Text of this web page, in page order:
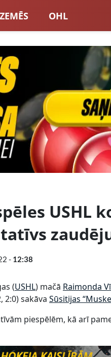
OHL
JAUNATNES HOKEJS
LATVIJĀ
USHL
- 12:38
(USHL) mačā Raimonda
2:0) sakāva Sūsitijas
piespēlēm, kā arī